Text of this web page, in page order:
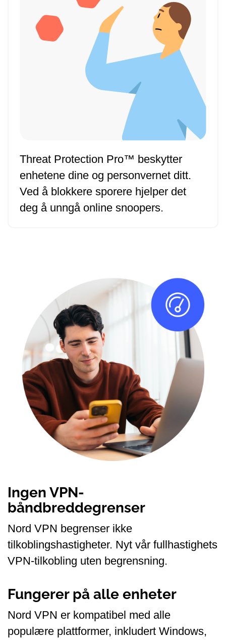
Threat Protection Pro™ beskytter
enhetene dine og personvernet ditt.
Ved å blokkere sporere hjelper det
deg å unngå online snoopers.
Ingen VPN-
båndbreddegrenser
Nord VPN begrenser ikke
tilkoblingshastigheter. Nyt vår fullhastighets
VPN-tilkobling uten begrensning.
Fungerer på alle enheter
Nord VPN er kompatibel med alle
populære plattformer, inkludert Windows,